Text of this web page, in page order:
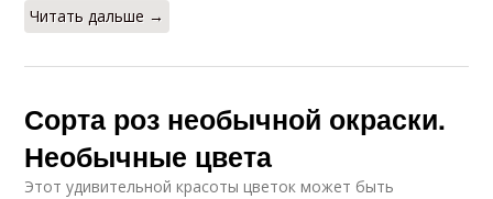
Читать дальше →
Сорта роз необычной окраски.
Необычные цвета
Этот удивительной красоты цветок может быть